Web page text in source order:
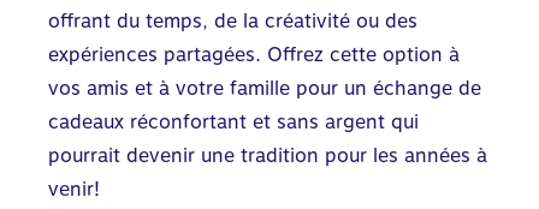
offrant du temps, de la créativité ou des
expériences partagées. Offrez cette option à
vos amis et à votre famille pour un échange de
cadeaux réconfortant et sans argent qui
pourrait devenir une tradition pour les années à
venir!